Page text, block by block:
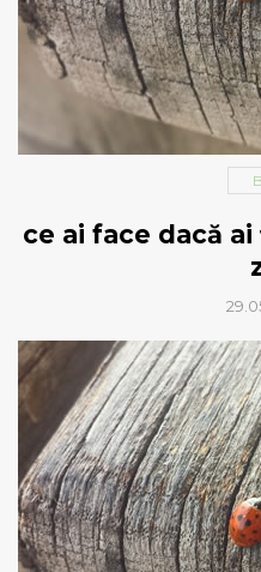
ce ai face dacă